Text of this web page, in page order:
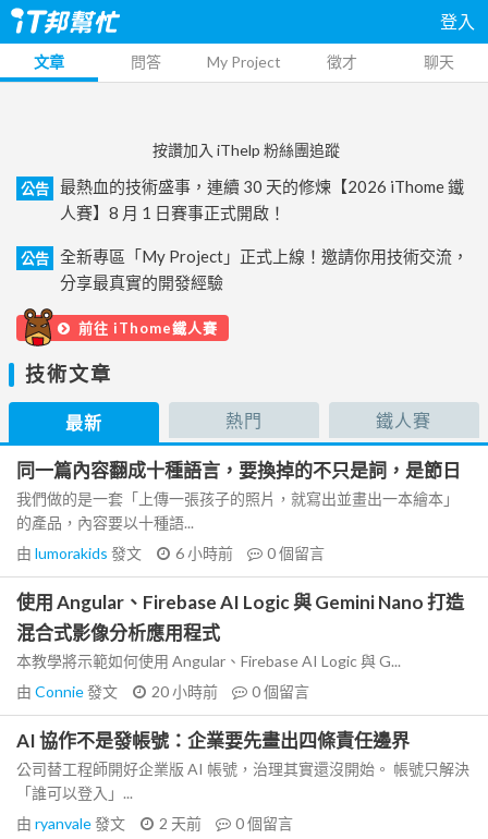
登入
文章 問答 My Project 徵才 聊天
按讚加入 iThelp 粉絲團追蹤
公告
最熱血的技術盛事，連續 30 天的修煉【2026 iThome 鐵
人賽】8 月 1 日賽事正式開啟！
公告
全新專區「My Project」正式上線！邀請你用技術交流，
分享最真實的開發經驗
前往 iThome鐵人賽
技術文章
最新 熱門 鐵人賽
同一篇內容翻成十種語言，要換掉的不只是詞，是節日
我們做的是一套「上傳一張孩子的照片，就寫出並畫出一本繪本」
的產品，內容要以十種語...
由 lumorakids 發文 6 小時前 0個留言
使用 Angular、Firebase AI Logic 與 Gemini Nano 打造
混合式影像分析應用程式
本教學將示範如何使用 Angular、Firebase AI Logic 與 G...
由 Connie發文 20 小時前 0個留言
AI 協作不是發帳號：企業要先畫出四條責任邊界
公司替工程師開好企業版 AI 帳號，治理其實還沒開始。 帳號只解決
「誰可以登入」...
由 ryanvale發文 2 天前 0個留言